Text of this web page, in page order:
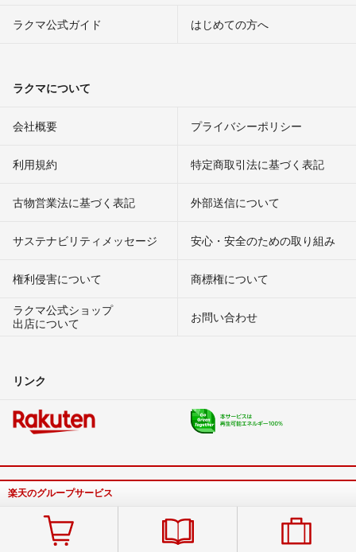
ラクマ公式ガイド はじめての方へ
ラクマについて
会社概要 プライバシーポリシー
利用規約 特定商取引法に基づく表記
古物営業法に基づく表記 外部送信について
サステナビリティメッセージ 安心・安全のための取り組み
権利侵害について
商標権について
ラクマ公式ショップ
出店について
お問い合わせ
リンク
楽天のグループサービス